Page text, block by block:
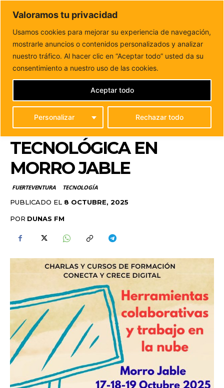
Valoramos tu privacidad
Usamos cookies para mejorar su experiencia de navegación,
mostrarle anuncios o contenidos personalizados y analizar
nuestro tráfico. Al hacer clic en “Aceptar todo” usted da su
consentimiento a nuestro uso de las cookies.
Personalizar Rechazar todo
Aceptar todo
DUNAS FM
Tu informacion de forma cercana
Inicio FUERTEVENTURA
El Cabildo lanza un nuevo ciclo
formativo sobre innovación tecnológica en Morro...
EL CABILDO LANZA UN
NUEVO CICLO
FORMATIVO SOBRE
INNOVACIÓN
TECNOLÓGICA EN
MORRO JABLE
FUERTEVENTURA TECNOLOGÍA
PUBLICADO EL 8 OCTUBRE, 2025
POR DUNAS FM